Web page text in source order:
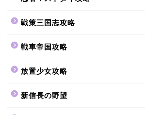
戦策三国志攻略
戦車帝国攻略
放置少女攻略
新信長の野望